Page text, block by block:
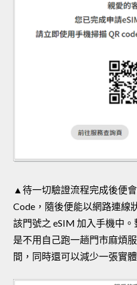
▲待一切驗證流程完成後便
Code，隨後便能以網路連線
該門號之 eSIM 加入手機中
是不用自己跑一趟門市麻煩
間，同時還可以減少一張實